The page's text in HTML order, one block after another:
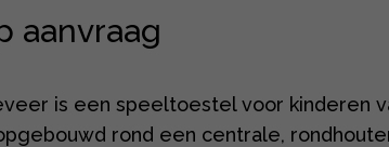
aanvraag
is een speeltoestel voor kinderen
rond een centrale,